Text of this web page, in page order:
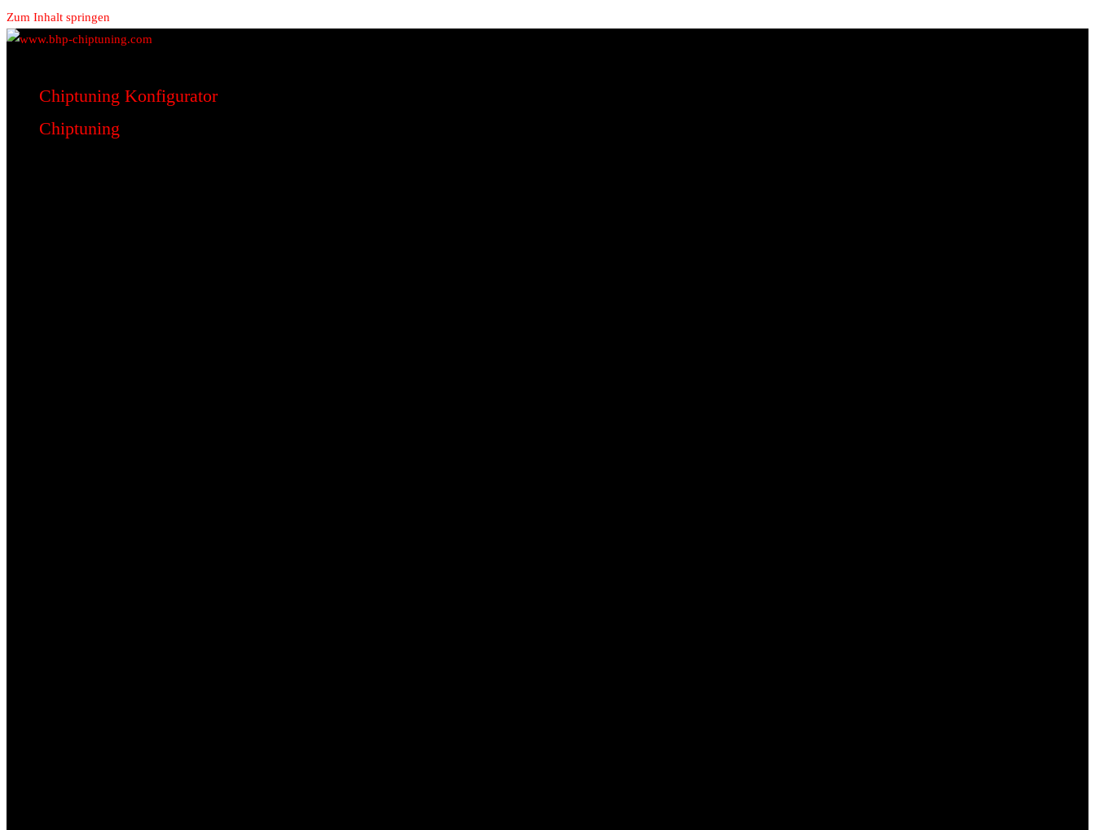
Zum Inhalt springen
www.bhp-chiptuning.com
BHP Motorsport
Chiptuning Konfigurator
Chiptuning